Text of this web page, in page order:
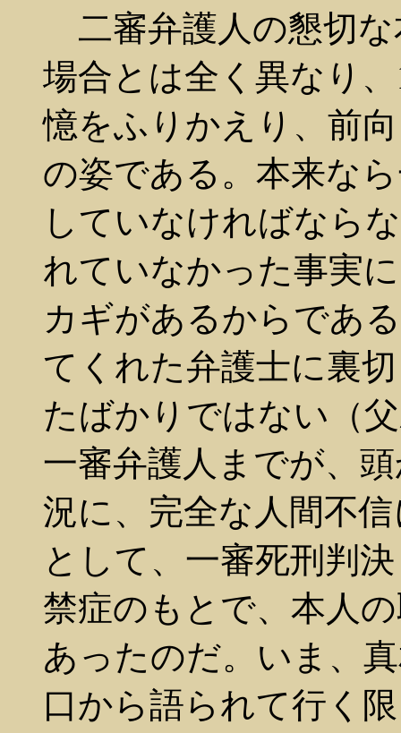
二審弁護人の懇切な
場合とは全く異なり
憶をふりかえり、前
の姿である。本来な
していなければなら
れていなかった事実
カギがあるからであ
てくれた弁護士に裏
たばかりではない（
一審弁護人までが、
況に、完全な人間不
として、一審死刑判
禁症のもとで、本人
あったのだ。いま、
口から語られて行く